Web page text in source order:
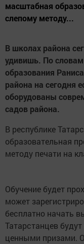
масштабная
слепому методу...
В школах района
удивишь. По словам
образования
района на сегодня
оборудованы
садов района.
В республике
образовательная
методу печати на
Обучение будет
может
бесплатно начать
Татарстанцев
ценными призами.